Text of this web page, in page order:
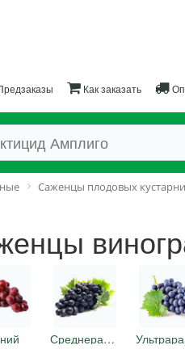
Как заказать
Саженцы плодовых
Среднеранний